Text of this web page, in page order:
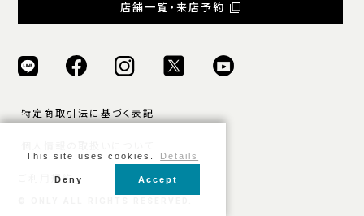
店舗一覧・来店予約
特定商取引法に基づく表記
ご利用規約
This site uses cookies. Details
Deny Accept